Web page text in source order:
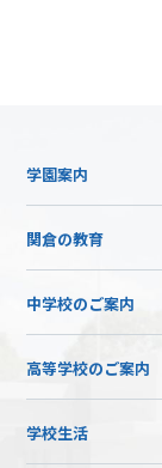
学園案内
関倉の教育
中学校のご案内
高等学校のご案内
学校生活